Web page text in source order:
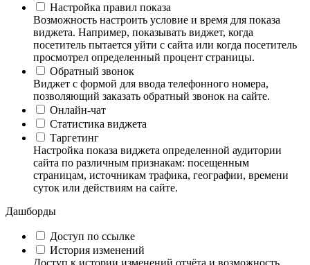
Настройка правил показа
Возможность настроить условие и время для показа
виджета. Например, показывать виджет, когда
посетитель пытается уйти с сайта или когда посетитель
просмотрел определенный процент страницы.
Обратный звонок
Виджет с формой для ввода телефонного номера,
позволяющий заказать обратный звонок на сайте.
Онлайн-чат
Статистика виджета
Таргетинг
Настройка показа виджета определенной аудитории
сайта по различным признакам: посещенным
страницам, источникам трафика, географии, времени
суток или действиям на сайте.
Дашборды
Доступ по ссылке
История изменений
Доступ к истории изменений отчёта и возможность